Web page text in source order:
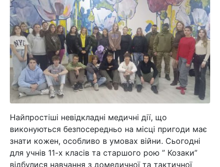
Найпростіші невідкладні медичні дії, що
виконуються безпосередньо на місці пригоди має
знати кожен, особливо в умовах війни. Сьогодні
для учнів 11-х класів та старшого рою ” Козаки”
відбулися навчання з домедичної та тактичної